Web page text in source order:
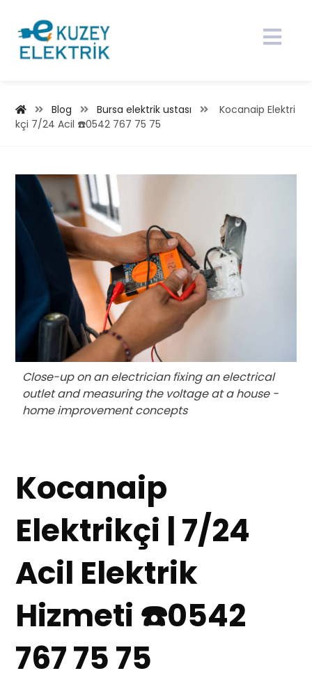
Blog Bursa elektrik ustası
Kocanaip Elektri
kçi 7/24 Acil ☎️0542 767 75 75
Close-up on an electrician fixing an electrical
outlet and measuring the voltage at a house -
home improvement concepts
Kocanaip
Elektrikçi | 7/24
Acil Elektrik
Hizmeti ☎️0542
767 75 75